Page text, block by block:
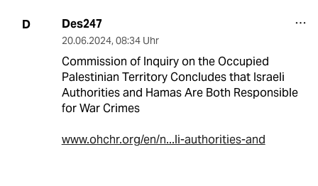
D Des247
20.06.2024, 08:34 Uhr
Commission of Inquiry on the Occupied
Palestinian Territory Concludes that Israeli
Authorities and Hamas Are Both Responsible
for War Crimes
www.ohchr.org/en/n...li-authorities-and